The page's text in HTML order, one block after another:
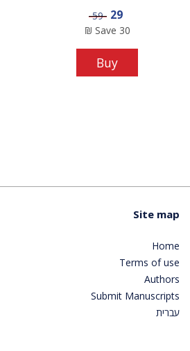
Sale price
29
Price
59
Save 30
₪
Buy
Site map
Home
Terms of use
Authors
Submit Manuscripts
עברית